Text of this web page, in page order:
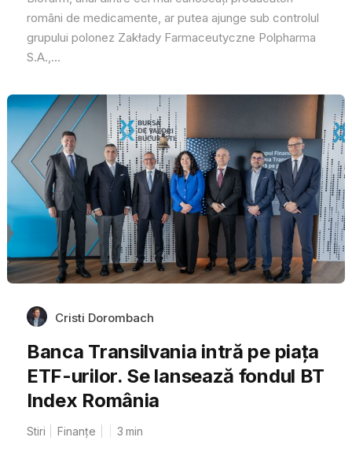
români de medicamente, ar putea ajunge sub controlul
grupului polonez Zakłady Farmaceutyczne Polpharma
S.A.,...
Cristi Dorombach
Banca Transilvania intră pe piața
ETF-urilor. Se lansează fondul BT
Index România
Stiri Finanțe 3 min